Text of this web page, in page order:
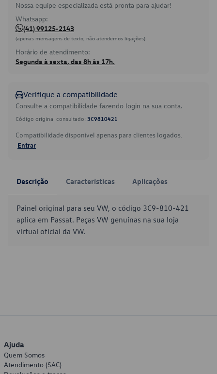
Nossa equipe especializada está pronta para ajudar!
Whatsapp:
(41) 99125-2143
(apenas mensagens de texto, não atendemos ligações)
Horário de atendimento:
Segunda à sexta, das 8h às 17h.
Verifique a compatibilidade
Consulte a compatibilidade fazendo login na sua conta.
Código original consultado: 3C9810421
Compatibilidade disponível apenas para clientes logados.
Entrar
Descrição Características Aplicações
Painel original para seu VW, o código 3C9-810-421
aplica em Passat. Peças VW genuínas na sua loja
virtual oficial da VW.
Ajuda
Quem Somos
Atendimento (SAC)